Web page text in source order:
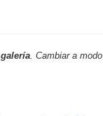
galería. Cambiar a modo